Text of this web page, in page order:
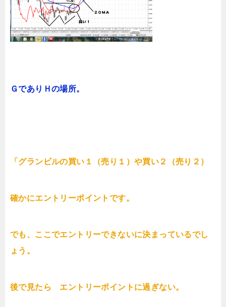
ＧでありＨの場所。
「グランビルの買い１（売り１）や買い２（売り２）
確かにエントリーポイントです。
でも、ここでエントリーできないに決まっているでし
ょう。
後で見たら エントリーポイントに過ぎない。